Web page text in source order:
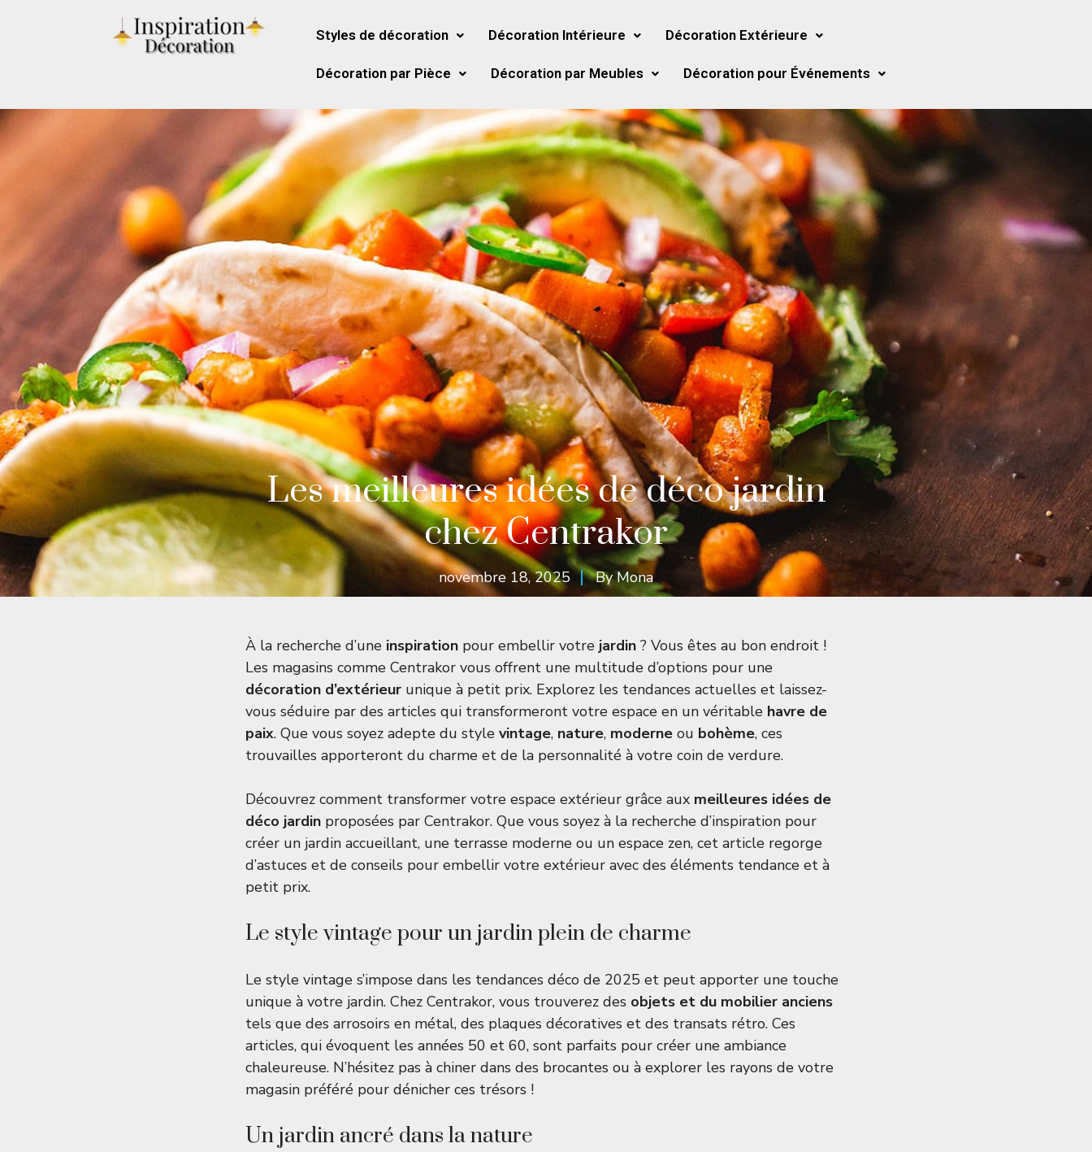
Styles de décoration Décoration Intérieure Décoration Extérieure
Décoration par Pièce Décoration par Meubles Décoration pour Événements
Les meilleures idées de déco jardin
chez Centrakor
novembre 18, 2025 ByMona
À la recherche d’une inspiration pour embellir votre jardin ? Vous êtes au bon endroit !
Les magasins comme Centrakor vous offrent une multitude d’options pour une
décoration d’extérieur unique à petit prix. Explorez les tendances actuelles et laissez-
vous séduire par des articles qui transformeront votre espace en un véritable havre de
paix. Que vous soyez adepte du style vintage, nature, moderne ou bohème, ces
trouvailles apporteront du charme et de la personnalité à votre coin de verdure.
Découvrez comment transformer votre espace extérieur grâce aux meilleures idées de
déco jardin proposées par Centrakor. Que vous soyez à la recherche d’inspiration pour
créer un jardin accueillant, une terrasse moderne ou un espace zen, cet article regorge
d’astuces et de conseils pour embellir votre extérieur avec des éléments tendance et à
petit prix.
Le style vintage pour un jardin plein de charme
Le style vintage s’impose dans les tendances déco de 2025 et peut apporter une touche
unique à votre jardin. Chez Centrakor, vous trouverez des objets et du mobilier anciens
tels que des arrosoirs en métal, des plaques décoratives et des transats rétro. Ces
articles, qui évoquent les années 50 et 60, sont parfaits pour créer une ambiance
chaleureuse. N’hésitez pas à chiner dans des brocantes ou à explorer les rayons de votre
magasin préféré pour dénicher ces trésors !
Un jardin ancré dans la nature